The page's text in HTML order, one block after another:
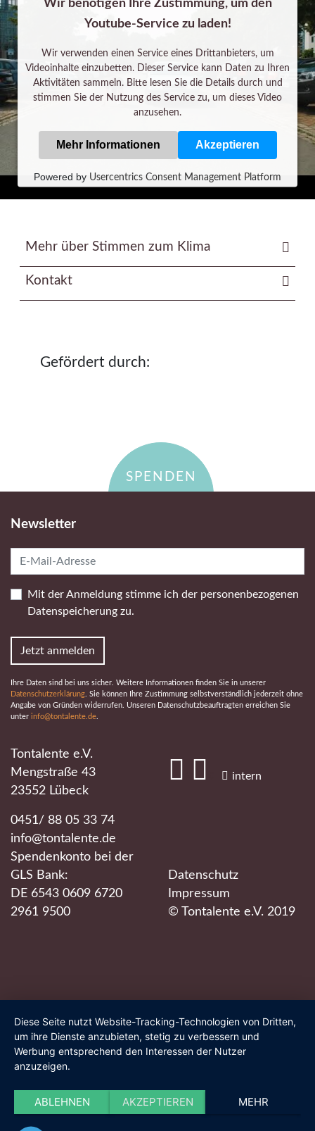
Wir benötigen Ihre Zustimmung, um den
Youtube-Service zu laden!
Wir verwenden einen Service eines Drittanbieters, um
Videoinhalte einzubetten. Dieser Service kann Daten zu Ihren
Aktivitäten sammeln. Bitte lesen Sie die Details durch und
stimmen Sie der Nutzung des Service zu, um dieses Video
anzusehen.
Mehr Informationen Akzeptieren
Powered by Usercentrics Consent Management Platform
Mehr über Stimmen zum Klima
Kontakt
Gefördert durch:
SPENDEN
Tontalente e.V.
Mengstraße 43
23552 Lübeck
0451/ 88 05 33 74
info@tontalente.de
Spendenkonto bei der
GLS Bank:
DE 6543 0609 6720
2961 9500
intern
Datenschutz
Impressum
© Tontalente e.V. 2019
Newsletter
Mit der Anmeldung stimme ich der personen­bezogenen
Daten­speicherung zu.
Jetzt anmelden
Ihre Daten sind bei uns sicher. Weitere Informationen finden Sie in unserer
Datenschutzerklärung . Sie können Ihre Zustimmung selbstverständlich jederzeit ohne
Angabe von Gründen widerrufen. Unseren Datenschutzbeauftragten erreichen Sie
unter info@tontalente.de
Diese Seite nutzt Website-Tracking-Technologien von Dritten,
um ihre Dienste anzubieten, stetig zu verbessern und
Werbung entsprechend den Interessen der Nutzer
anzuzeigen.
ABLEHNEN AKZEPTIEREN MEHR